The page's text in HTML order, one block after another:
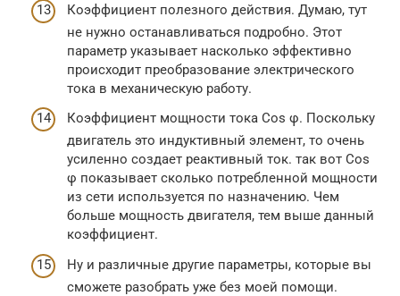
Коэффициент полезного действия. Думаю, тут
не нужно останавливаться подробно. Этот
параметр указывает насколько эффективно
происходит преобразование электрического
тока в механическую работу.
Коэффициент мощности тока Cos φ. Поскольку
двигатель это индуктивный элемент, то очень
усиленно создает реактивный ток. так вот Cos
φ показывает сколько потребленной мощности
из сети используется по назначению. Чем
больше мощность двигателя, тем выше данный
коэффициент.
Ну и различные другие параметры, которые вы
сможете разобрать уже без моей помощи.